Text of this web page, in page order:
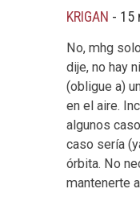
KRIGAN - 15
No, mhg
dije, no hay
(obligue a)
en el aire.
algunos
caso sería
órbita. No
mantenerte